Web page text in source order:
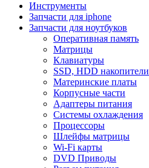
Инструменты
Запчасти для iphone
Запчасти для ноутбуков
Оперативная память
Матрицы
Клавиатуры
SSD, HDD накопители
Материнские платы
Корпусные части
Адаптеры питания
Системы охлаждения
Процессоры
Шлейфы матрицы
Wi-Fi карты
DVD Приводы